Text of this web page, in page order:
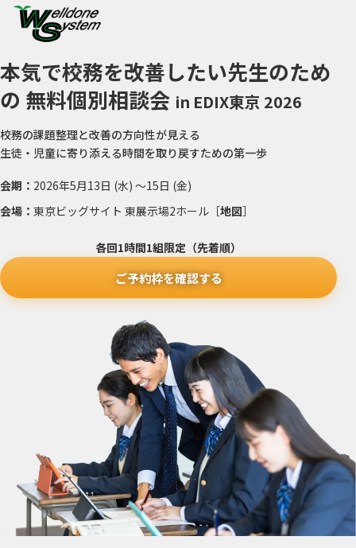
本気で校務を改善したい先生のため
の 無料個別相談会 in EDIX東京 2026
校務の課題整理と改善の方向性が見える
生徒・児童に寄り添える時間を取り戻すための第一歩
会期： 2026年5月13日 (水) 〜15日 (金)
会場： 東京ビッグサイト 東展示場2ホール［地図］
各回1時間1組限定（先着順）
ご予約枠を確認する